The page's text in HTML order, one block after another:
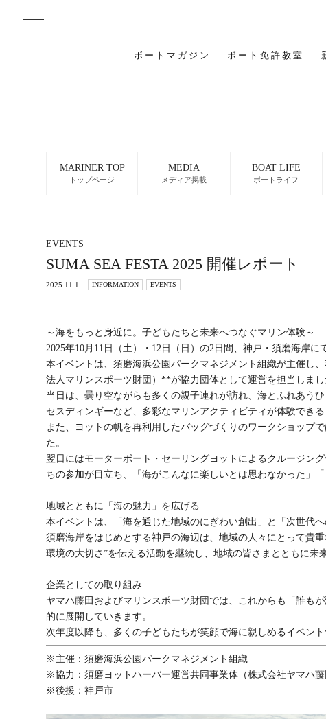
ボートマガジン ボート免許教室
MARINER TOP
トップページ
MEDIA
メディア掲載
BOAT LIFE
ボートライフ
EVENTS
SUMA SEA FESTA 2025 開催レポート
2025.11.1 INFORMATION EVENTS
～海をもっと身近に。子どもたちと未来へつなぐマリン体験～
2025年10月11日（土）・12日（日）の2日間、神戸・須磨海岸に
本イベントは、須磨海浜公園パークマネジメント組織が主催し
法人マリンスポーツ財団）**が協力団体として運営を担当しまし
当日は、曇り空ながらも多くの親子連れが訪れ、海とふれあう
セスディンギーなど、多彩なマリンアクティビティが体験でき
また、ヨットの帆を再利用したバッグづくりのワークショップ
た。
翌日にはモーターボート・セーリングヨットによるクルージン
ちの参加が目立ち、「海がこんなに楽しいとは思わなかった」
地域とともに「海の魅力」を広げる
本イベントは、「海を通じた地域のにぎわい創出」と「次世代
須磨海岸をはじめとする神戸の海辺は、地域の人々にとって貴
環境の大切さ”を伝える活動を継続し、地域の皆さまとともに未
企業としての取り組み
ヤマハ藤田およびマリンスポーツ財団では、これからも「誰も
的に展開していきます。
次年度以降も、多くの子どもたちが笑顔で海に親しめるイベン
※主催：須磨海浜公園パークマネジメント組織
※協力：須磨ヨットハーバー運営共同事業体（株式会社ヤマハ
※後援：神戸市